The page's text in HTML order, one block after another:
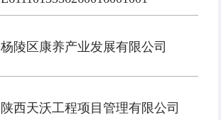
杨陵区康养产业发展有限公司
陕西天沃工程项目管理有限公司